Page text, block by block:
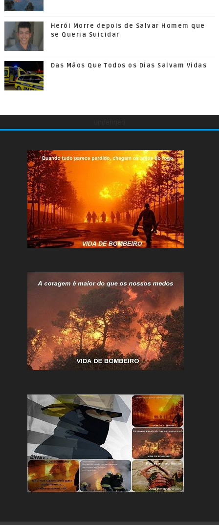
Herói Morre depois de Salvar Homem que
se Queria Suicidar
Das Mãos Que Todos os Dias Salvam Vidas